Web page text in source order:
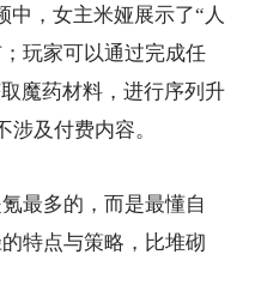
中，女主米娅展示了“人
玩家可以通过完成任
魔药材料，进行序列升
及付费内容。
最多的，而是最懂自
特点与策略，比堆砌